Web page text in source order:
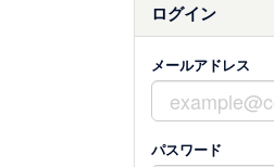
ログイン
メールアドレス
パスワード